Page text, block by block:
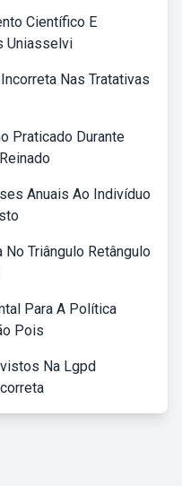
Científico E
Uniasselvi
Nas Tratativas
Praticado Durante
Anuais Ao Indivíduo
Triângulo Retângulo
Para A Política
Pois
Na Lgpd